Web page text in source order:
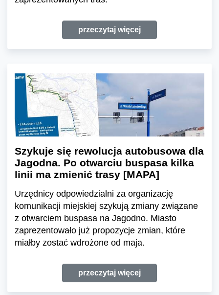
przeczytaj więcej
Szykuje się rewolucja autobusowa dla
Jagodna. Po otwarciu buspasa kilka
linii ma zmienić trasy [MAPA]
Urzędnicy odpowiedzialni za organizację
komunikacji miejskiej szykują zmiany związane
z otwarciem buspasa na Jagodno. Miasto
zaprezentowało już propozycje zmian, które
miałby zostać wdrożone od maja.
przeczytaj więcej